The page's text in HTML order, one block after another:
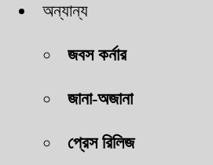
অন্যান্য
জবস কর্নার
জানা-অজানা
প্রেস রিলিজ